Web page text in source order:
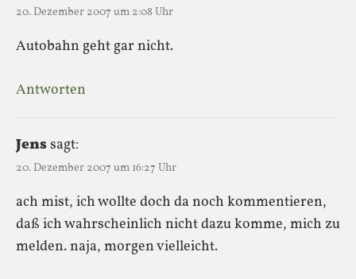
20. Dezember 2007 um 2:08 Uhr
Autobahn geht gar nicht.
Antworten
Jenssagt:
20. Dezember 2007 um 16:27 Uhr
ach mist, ich wollte doch da noch kommentieren,
daß ich wahrscheinlich nicht dazu komme, mich zu
melden. naja, morgen vielleicht.